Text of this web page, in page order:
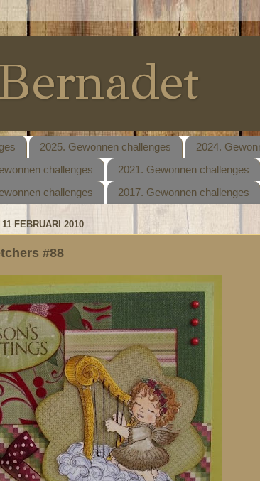
2025. Gewonnen challenges
2024.
challenges 2021. Gewonnen challenges
challenges 2017. Gewonnen challenges
11 FEBRUARI 2010
#88